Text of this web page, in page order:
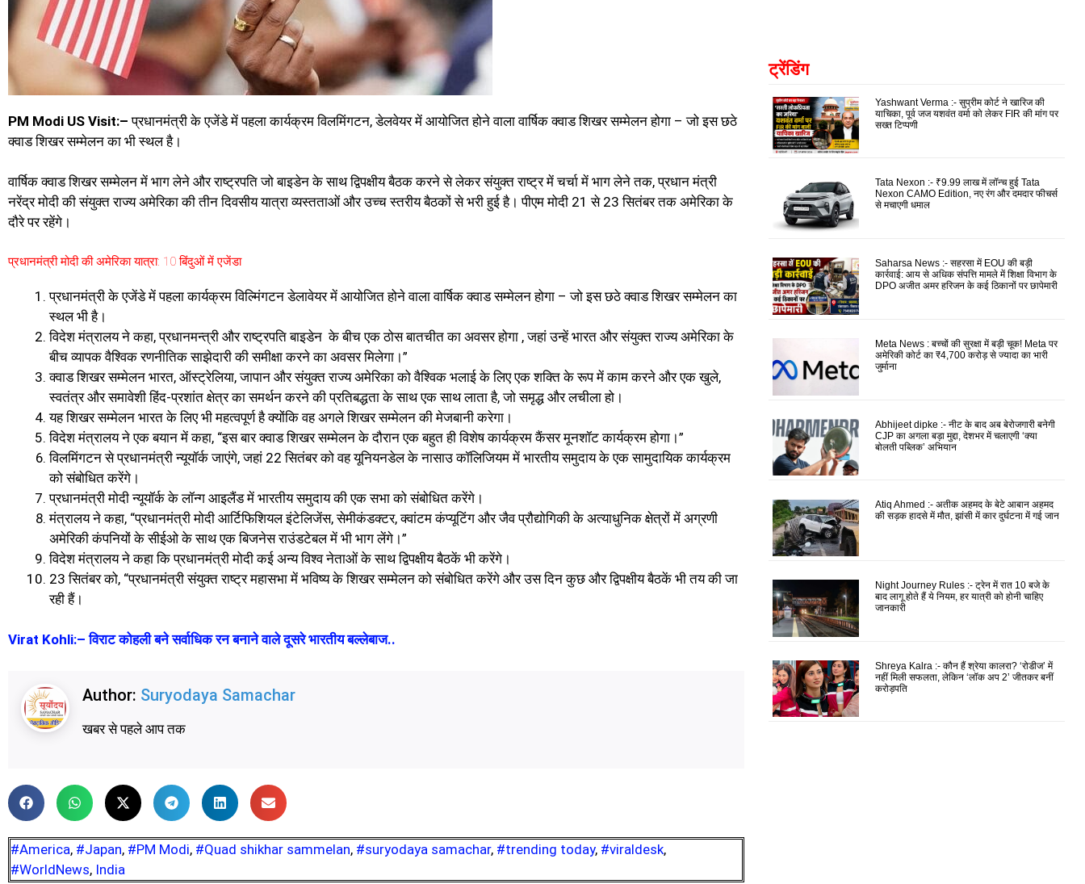
PM Modi US Visit:– प्रधानमंत्री के एजेंडे में पहला कार्यक्रम विलमिंगटन, डेलवेयर में आयोजित होने वाला वार्षिक क्वाड शिखर सम्मेलन होगा – जो इस छठे
क्वाड शिखर सम्मेलन का भी स्थल है।
वार्षिक क्वाड शिखर सम्मेलन में भाग लेने और राष्ट्रपति जो बाइडेन के साथ द्विपक्षीय बैठक करने से लेकर संयुक्त राष्ट्र में चर्चा में भाग लेने तक, प्रधान मंत्री
नरेंद्र मोदी की संयुक्त राज्य अमेरिका की तीन दिवसीय यात्रा व्यस्तताओं और उच्च स्तरीय बैठकों से भरी हुई है। पीएम मोदी 21 से 23 सितंबर तक अमेरिका के
दौरे पर रहेंगे।
प्रधानमंत्री मोदी की अमेरिका यात्रा: 10 बिंदुओं में एजेंडा
प्रधानमंत्री के एजेंडे में पहला कार्यक्रम विल्मिंगटन डेलावेयर में आयोजित होने वाला वार्षिक क्वाड सम्मेलनहोगा – जो इस छठे क्वाड शिखर सम्मेलन का
स्थल भी है।
विदेश मंत्रालय ने कहा, प्रधानमन्त्री और राष्ट्रपति बाइडेन के बीच एक ठोस बातचीत का अवसर होगा , जहां उन्हें भारत और संयुक्त राज्य अमेरिका के
बीच व्यापक वैश्विक रणनीतिक साझेदारी की समीक्षा करने का अवसर मिलेगा।”
क्वाड शिखर सम्मेलन भारत, ऑस्ट्रेलिया, जापान और संयुक्त राज्य अमेरिका को वैश्विक भलाई के लिए एक शक्ति के रूप में काम करने और एक खुले,
स्वतंत्र और समावेशी हिंद-प्रशांत क्षेत्र का समर्थन करने की प्रतिबद्धता के साथ एक साथ लाता है, जो समृद्ध और लचीला हो।
यह शिखर सम्मेलन भारत के लिए भी महत्वपूर्ण है क्योंकि वह अगले शिखर सम्मेलन की मेजबानी करेगा ।
विदेश मंत्रालय ने एक बयान में कहा, “इस बार क्वाड शिखर सम्मेलन के दौरान एक बहुत ही विशेष कार्यक्रम कैंसर मूनशॉट कार्यक्रम होगा।”
विलमिंगटन से प्रधानमंत्री न्यूयॉर्क जाएंगे, जहां 22 सितंबर को वह यूनियनडेल के नासाउ कॉलिजियम में भारतीय समुदाय के एक सामुदायिक कार्यक्रम
को संबोधित करेंगे।
प्रधानमंत्री मोदी न्यूयॉर्क के लॉन्ग आइलैंड में भारतीय समुदाय की एक सभा को संबोधित करेंगे।
मंत्रालय ने कहा, “प्रधानमंत्री मोदी आर्टिफिशियल इंटेलिजेंस, सेमीकंडक्टर, क्वांटम कंप्यूटिंग और जैव प्रौद्योगिकी के अत्याधुनिक क्षेत्रों में अग्रणी
अमेरिकी कंपनियों के सीईओ के साथ एक बिजनेस राउंडटेबल में भी भाग लेंगे।”
विदेश मंत्रालय ने कहा कि प्रधानमंत्री मोदी कई अन्य विश्व नेताओं के साथ द्विपक्षीय बैठकें भी करेंगे।
23 सितंबर को, “प्रधानमंत्री संयुक्त राष्ट्र महासभा में भविष्य के शिखर सम्मेलन को संबोधित करेंगे और उस दिन कुछ और द्विपक्षीय बैठकें भी तय की जा
रही हैं।
Virat Kohli:– विराट कोहली बने सर्वाधिक रन बनाने वाले दूसरे भारतीय बल्लेबाज..
Author: Suryodaya Samachar
खबर से पहले आप तक
#America, #Japan, #PM Modi, #Quad shikhar sammelan, #suryodaya samachar, #trending today, #viraldesk,
#WorldNews, India
ट्रेंडिंग
Yashwant Verma :- सुप्रीम कोर्ट ने खारिज की
याचिका, पूर्व जज यशवंत वर्मा को लेकर FIR की मांग पर
सख्त टिप्पणी
Tata Nexon :- ₹9.99 लाख में लॉन्च हुई Tata
Nexon CAMO Edition, नए रंग और दमदार फीचर्स
से मचाएगी धमाल
Saharsa News :- सहरसा में EOU की बड़ी
कार्रवाई: आय से अधिक संपत्ति मामले में शिक्षा विभाग के
DPO अजीत अमर हरिजन के कई ठिकानों पर छापेमारी
Meta News : बच्चों की सुरक्षा में बड़ी चूक! Meta पर
अमेरिकी कोर्ट का ₹4,700 करोड़ से ज्यादा का भारी
जुर्माना
Abhijeet dipke :- नीट के बाद अब बेरोजगारी बनेगी
CJP का अगला बड़ा मुद्दा, देशभर में चलाएगी ‘क्या
बोलती पब्लिक’ अभियान
Atiq Ahmed :- अतीक अहमद के बेटे आबान अहमद
की सड़क हादसे में मौत, झांसी में कार दुर्घटना में गई जान
Night Journey Rules :- ट्रेन में रात 10 बजे के
बाद लागू होते हैं ये नियम, हर यात्री को होनी चाहिए
जानकारी
Shreya Kalra :- कौन हैं श्रेया कालरा? ‘रोडीज’ में
नहीं मिली सफलता, लेकिन ‘लॉक अप 2’ जीतकर बनीं
करोड़पति